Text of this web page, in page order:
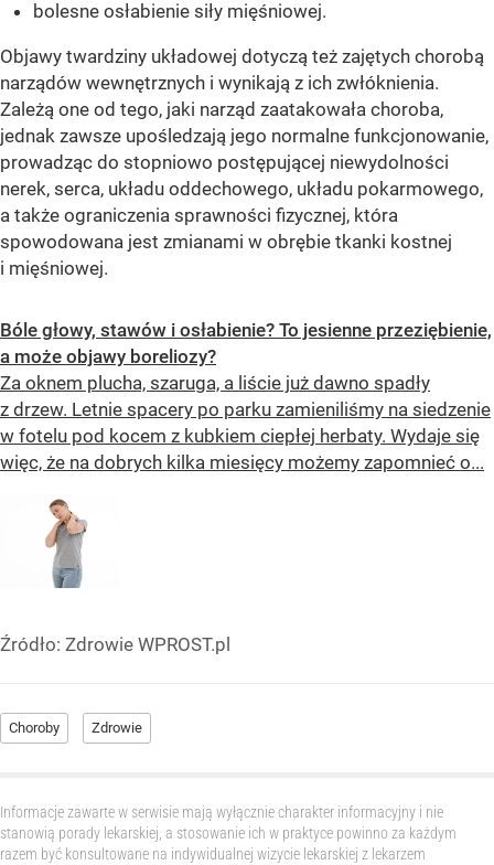
bolesne osłabienie siły mięśniowej.
Objawy twardziny układowej dotyczą też zajętych chorobą
narządów wewnętrznych i wynikają z ich zwłóknienia.
Zależą one od tego, jaki narząd zaatakowała choroba,
jednak zawsze upośledzają jego normalne funkcjonowanie,
prowadząc do stopniowo postępującej niewydolności
nerek, serca, układu oddechowego, układu pokarmowego,
a także ograniczenia sprawności fizycznej, która
spowodowana jest zmianami w obrębie tkanki kostnej
i mięśniowej.
Bóle głowy, stawów i osłabienie? To jesienne przeziębienie,
a może objawy boreliozy?
Za oknem plucha, szaruga, a liście już dawno spadły
z drzew. Letnie spacery po parku zamieniliśmy na siedzenie
w fotelu pod kocem z kubkiem ciepłej herbaty. Wydaje się
więc, że na dobrych kilka miesięcy możemy zapomnieć o...
Źródło: Zdrowie WPROST.pl
Choroby Zdrowie
Informacje zawarte w serwisie mają wyłącznie charakter informacyjny i nie
stanowią porady lekarskiej, a stosowanie ich w praktyce powinno za każdym
razem być konsultowane na indywidualnej wizycie lekarskiej z lekarzem